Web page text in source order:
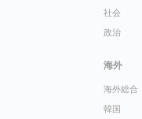
社会
政治
海外
海外総合
韓国